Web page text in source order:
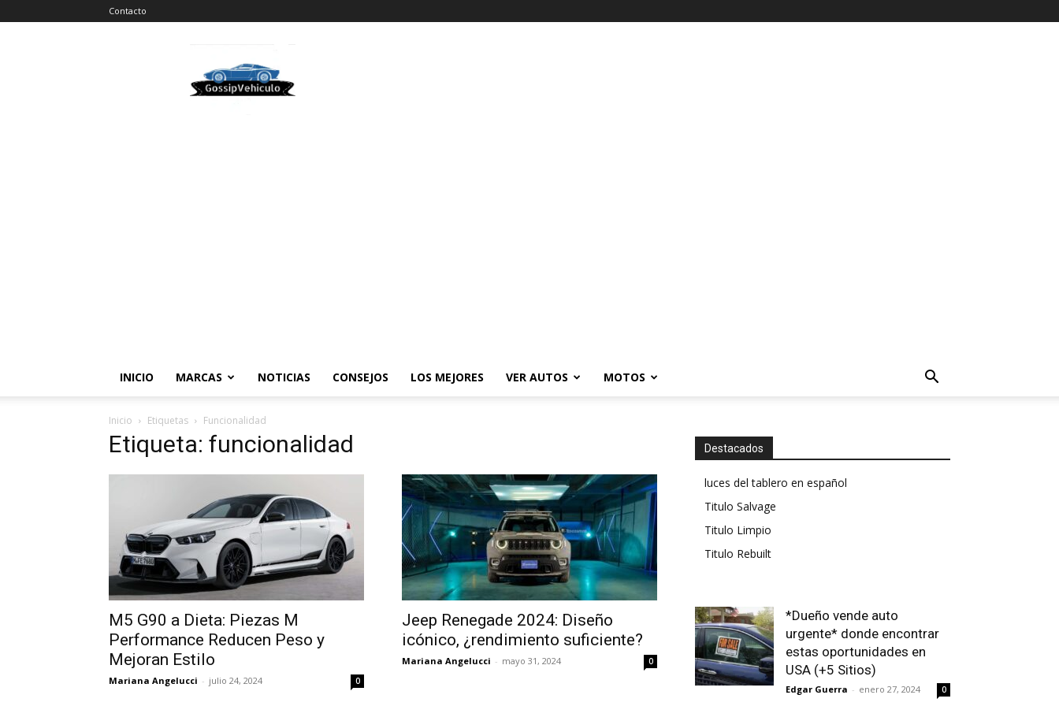
Contacto
Vehiculos
INICIO MARCAS NOTICIAS CONSEJOS LOS MEJORES VER AUTOS MOTOS
Inicio Etiquetas Funcionalidad
Etiqueta: funcionalidad
M5 G90 a Dieta: Piezas M
Performance Reducen Peso y
Mejoran Estilo
Mariana Angelucci - julio 24, 2024 0
Jeep Renegade 2024: Diseño
icónico, ¿rendimiento suficiente?
Mariana Angelucci - mayo 31, 2024 0
Destacados
luces del tablero en español
Titulo Salvage
Titulo Limpio
Titulo Rebuilt
*Dueño vende auto
urgente* donde encontrar
estas oportunidades en
USA (+5 Sitios)
Edgar Guerra - enero 27, 2024 0